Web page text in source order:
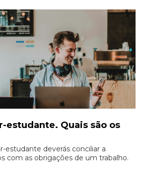
estudante. Quais são os
estudante deverás conciliar a
com as obrigações de um trabalho.